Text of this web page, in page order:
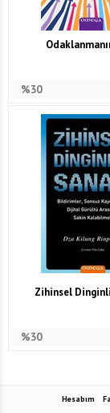
%30
Zihinsel
%30
Hesabım